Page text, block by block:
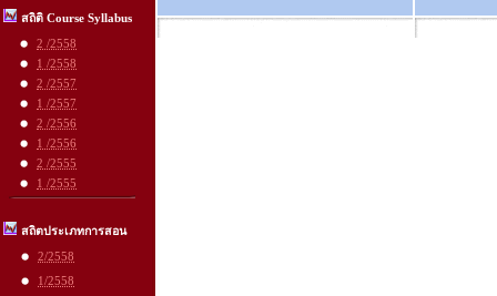
สถิติ Course Syllabus
2 /2558
1 /2558
2 /2557
1 /2557
2 /2556
1 /2556
2 /2555
1 /2555
สถิตประเภทการสอน
2/2558
1/2558